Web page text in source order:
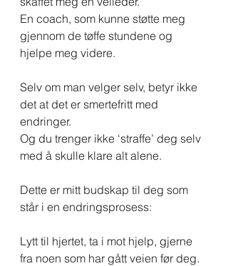
En coach, som kunne støtte meg
gjennom de tøffe stundene og
hjelpe meg videre.
Selv om man velger selv, betyr ikke
det at det er smertefritt med
endringer.
Og du trenger ikke ‘straffe’ deg selv
med å skulle klare alt alene.
Dette er mitt budskap til deg som
står i en endringsprosess:
Lytt til hjertet, ta i mot hjelp, gjerne
fra noen som har gått veien før deg.